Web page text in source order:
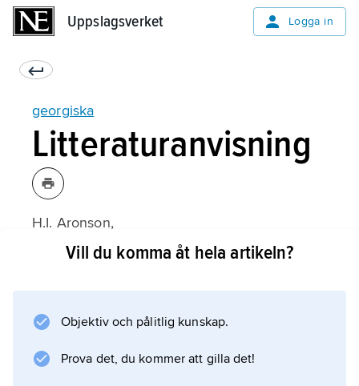
Uppslagsverket Logga in
georgiska
Litteraturanvisning
H.I. Aronson,
Georgian. A Reading Grammar
Vill du komma åt hela artikeln?
Objektiv och pålitlig kunskap.
Prova det, du kommer att gilla det!